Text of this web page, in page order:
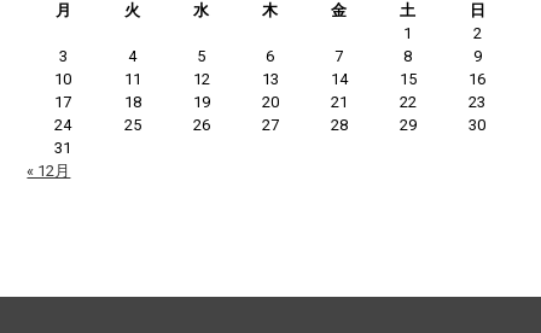
月
火 水 木 金 土
日
1
2
3
4 5 6 7 8
9
10
11 12 13 14 15
16
17
18 19 20 21 22
23
24
25 26 27 28 29
30
31
« 12月